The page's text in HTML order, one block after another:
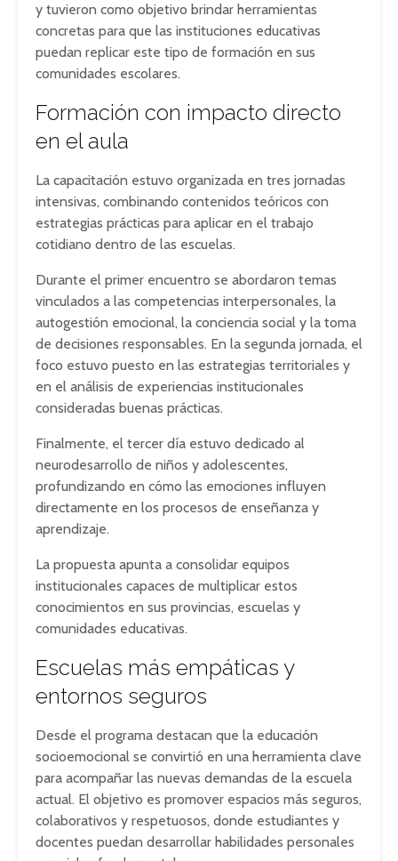
y tuvieron como objetivo brindar herramientas
concretas para que las instituciones educativas
puedan replicar este tipo de formación en sus
comunidades escolares.
Formación con impacto directo
en el aula
La capacitación estuvo organizada en tres jornadas
intensivas, combinando contenidos teóricos con
estrategias prácticas para aplicar en el trabajo
cotidiano dentro de las escuelas.
Durante el primer encuentro se abordaron temas
vinculados a las competencias interpersonales, la
autogestión emocional, la conciencia social y la toma
de decisiones responsables. En la segunda jornada, el
foco estuvo puesto en las estrategias territoriales y
en el análisis de experiencias institucionales
consideradas buenas prácticas.
Finalmente, el tercer día estuvo dedicado al
neurodesarrollo de niños y adolescentes,
profundizando en cómo las emociones influyen
directamente en los procesos de enseñanza y
aprendizaje.
La propuesta apunta a consolidar equipos
institucionales capaces de multiplicar estos
conocimientos en sus provincias, escuelas y
comunidades educativas.
Escuelas más empáticas y
entornos seguros
Desde el programa destacan que la educación
socioemocional se convirtió en una herramienta clave
para acompañar las nuevas demandas de la escuela
actual. El objetivo es promover espacios más seguros,
colaborativos y respetuosos, donde estudiantes y
docentes puedan desarrollar habilidades personales